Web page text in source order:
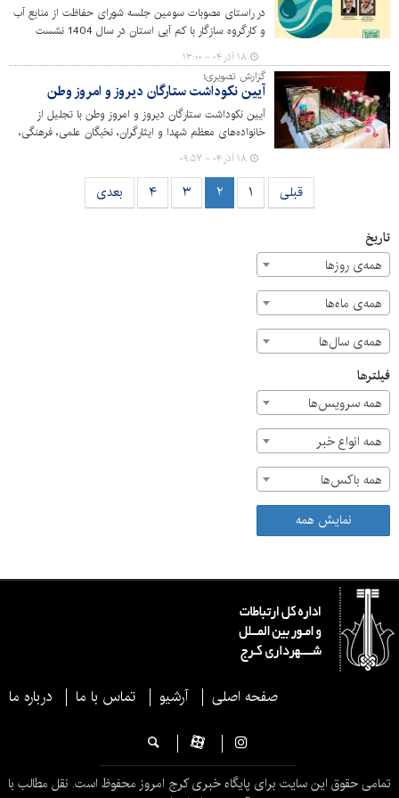
در راستای مصوبات سومین جلسه شورای حفاظت از منابع آب
و کارگروه سازگار با کم آبی استان در سال 1404 نشست
تخصصی بحران آب و آینده فضای سبز شهری به همت سازمان
سیما، منظر و فضای سبز شهری شهرداری کرج برگزار می‌شود.
۱۸ آذر ۰۴ - ۱۳:۰۰
گزارش تصویری؛
آیین نکوداشت ستارگان دیروز و امروز وطن
آیین نکوداشت ستارگان دیروز و امروز وطن با تجلیل از
خانواده‌های معظم شهدا و ایثارگران، نخبگان علمی، فرهنگی،
ورزشی و قرآنی سازمان سیما، منظر و فضای سبز شهری با
حضور اعضای شورای شهرکرج و جمعی از مسئولان و بسیجیان
در مجموعه فرهنگی میلاد شهرداری کرج برگزار شد.
۱۸ آذر ۰۴ - ۰۹:۵۷
قبلی ۱ ۲ ۳ ۴ بعدی
تاریخ
همه‌ی روزها
همه‌ی ماه‌ها
همه‌ی سال‌ها
فیلترها
همه سرویس‌ها
همه انواع خبر
همه باکس‌ها
نمایش همه
صفحه اصلی آرشیو تماس با ما درباره ما
تمامی حقوق این سایت برای پایگاه خبری کرج امروز محفوظ است. نقل مطالب با